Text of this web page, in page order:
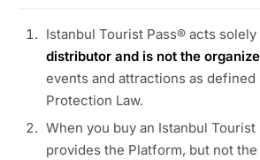
Istanbul Tourist Pass® acts solely
distributor and is not the
events and attractions as
Protection Law.
When you buy an Istanbul
provides the Platform, but not